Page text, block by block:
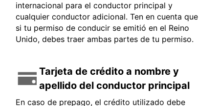
internacional para el conductor principal y
cualquier conductor adicional. Ten en cuenta que
si tu permiso de conducir se emitió en el Reino
Unido, debes traer ambas partes de tu permiso.
Tarjeta de crédito a nombre y
apellido del conductor principal
En caso de prepago, el crédito utilizado debe